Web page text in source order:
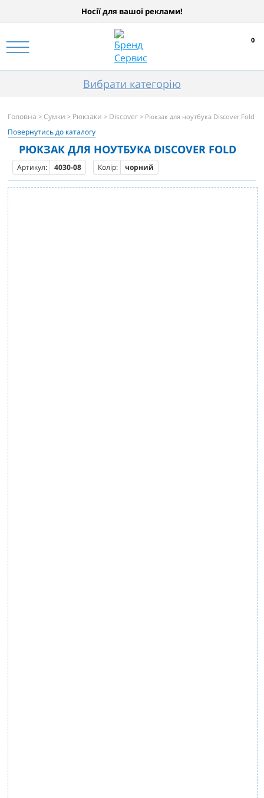
Носії для вашої реклами!
0
Вибрати категорію
Головна > Сумки > Рюкзаки > Discover > Рюкзак для ноутбука Discover Fold
Повернутись до каталогу
РЮКЗАК ДЛЯ НОУТБУКА DISCOVER FOLD
Артикул: 4030-08 Колір: чорний